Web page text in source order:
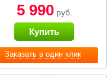
Заказать в один клик
5 990руб.
Купить